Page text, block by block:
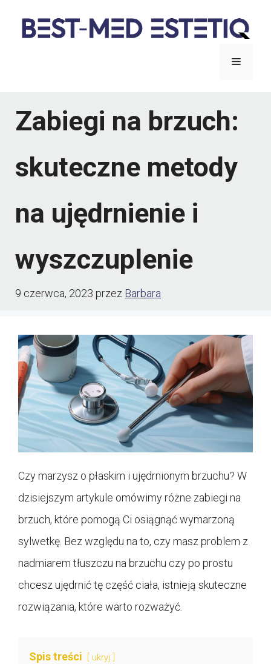
Menu
Zabiegi na brzuch:
skuteczne metody
na ujędrnienie i
wyszczuplenie
9 czerwca, 2023 przez Barbara
Czy marzysz o płaskim i ujędrnionym brzuchu? W
dzisiejszym artykule omówimy różne zabiegi na
brzuch, które pomogą Ci osiągnąć wymarzoną
sylwetkę. Bez względu na to, czy masz problem z
nadmiarem tłuszczu na brzuchu czy po prostu
chcesz ujędrnić tę część ciała, istnieją skuteczne
rozwiązania, które warto rozważyć.
Spis treści ukryj